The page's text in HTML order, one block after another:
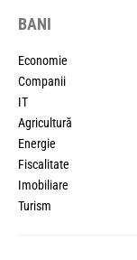
BANI
Economie
Companii
IT
Agricultură
Energie
Fiscalitate
Imobiliare
Turism